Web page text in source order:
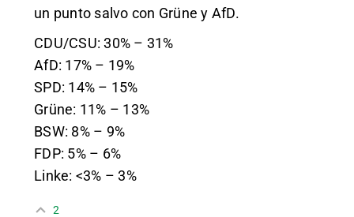
un punto salvo con Grüne y AfD.
CDU/CSU: 30% – 31%
AfD: 17% – 19%
SPD: 14% – 15%
Grüne: 11% – 13%
BSW: 8% – 9%
FDP: 5% – 6%
Linke: <3% – 3%
2